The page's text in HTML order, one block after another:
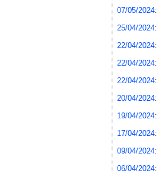
07/05/2024:
25/04/2024:
22/04/2024:
22/04/2024:
22/04/2024:
20/04/2024:
19/04/2024:
17/04/2024:
09/04/2024:
06/04/2024: